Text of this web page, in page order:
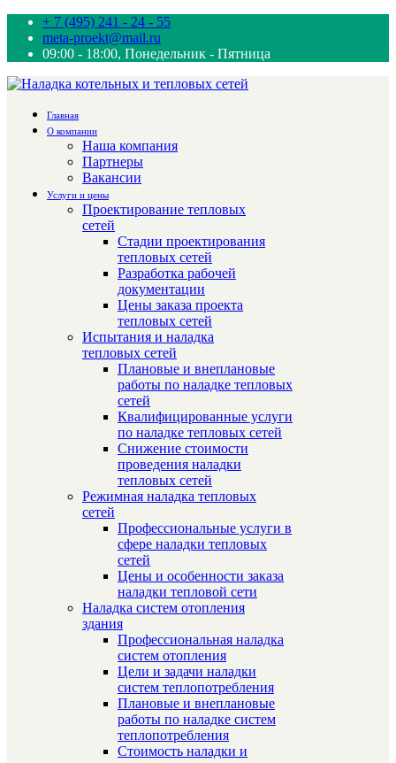
+ 7 (495) 241 - 24 - 55
meta-proekt@mail.ru
09:00 - 18:00, Понедельник - Пятница
Главная
О компании
Наша компания
Партнеры
Вакансии
Услуги и цены
Проектирование тепловых
сетей
Стадии проектирования
тепловых сетей
Разработка рабочей
документации
Цены заказа проекта
тепловых сетей
Испытания и наладка
тепловых сетей
Плановые и внеплановые
работы по наладке тепловых
сетей
Квалифицированные услуги
по наладке тепловых сетей
Снижение стоимости
проведения наладки
тепловых сетей
Режимная наладка тепловых
сетей
Профессиональные услуги в
сфере наладки тепловых
сетей
Цены и особенности заказа
наладки тепловой сети
Наладка систем отопления
здания
Профессиональная наладка
систем отопления
Цели и задачи наладки
систем теплопотребления
Плановые и внеплановые
работы по наладке систем
теплопотребления
Стоимость наладки и